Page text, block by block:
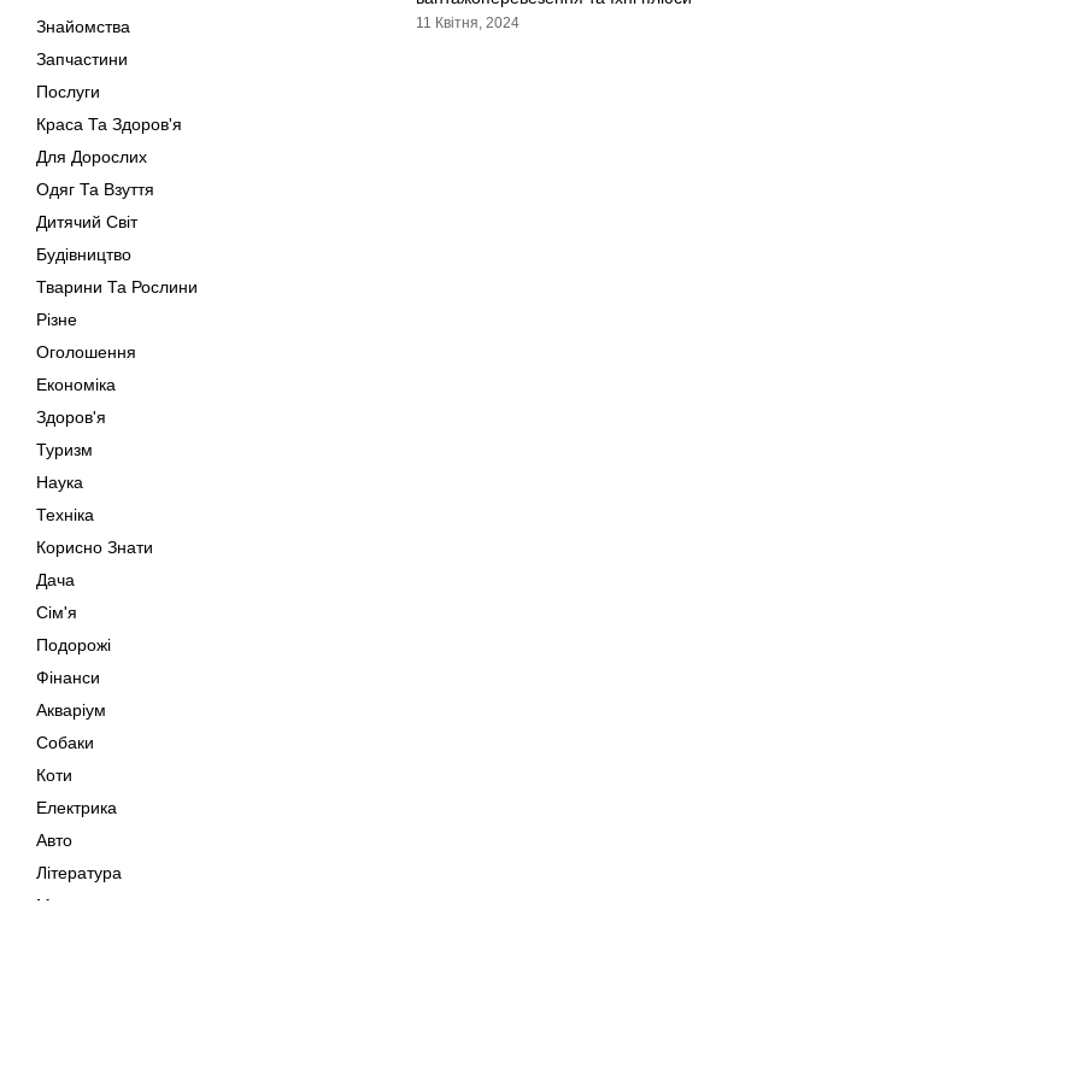
Знайомства
Запчастини
Послуги
Краса Та Здоров'я
Для Дорослих
Одяг Та Взуття
Дитячий Світ
Будівництво
Тварини Та Рослини
Різне
Оголошення
Економіка
Здоров'я
Туризм
Наука
Техніка
Корисно Знати
Дача
Сім'я
Подорожі
Фінанси
Акваріум
Собаки
Коти
Електрика
Авто
Література
Музика
11 Квітня, 2024